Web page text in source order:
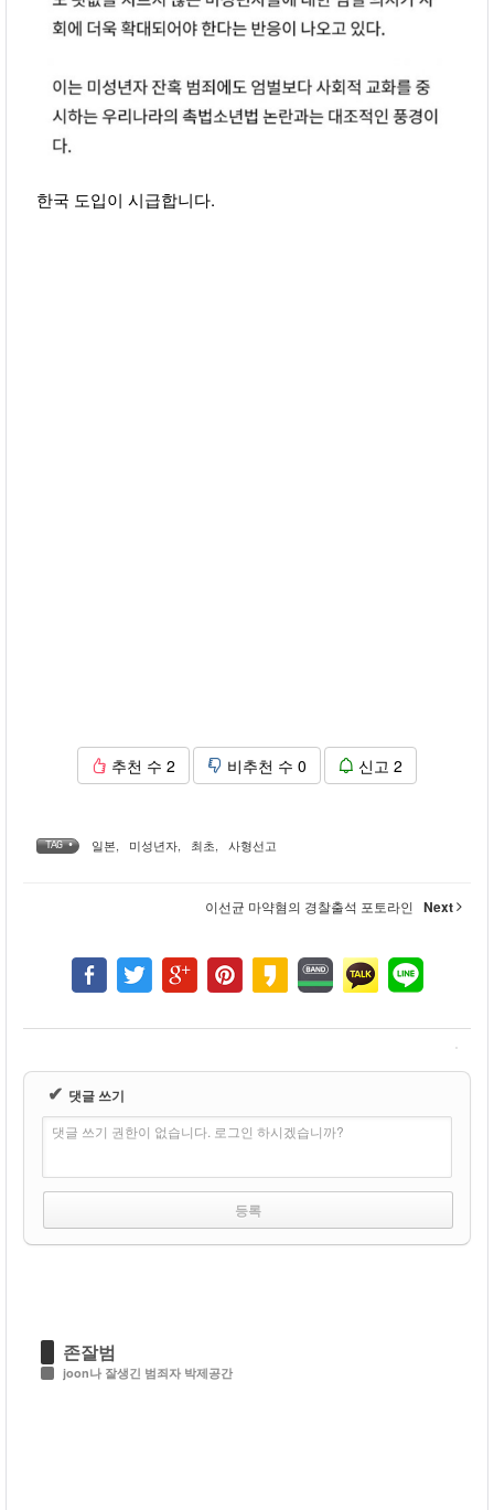
한국 도입이 시급합니다.
추천 수 2 비추천 수 0 신고 2
TAG • 일본, 미성년자, 최초, 사형선고
이선균 마약혐의 경찰출석 포토라인 Next
✔ 댓글 쓰기
댓글 쓰기 권한이 없습니다. 로그인 하시겠습니까?
존잘범
joon나 잘생긴 범죄자 박제공간